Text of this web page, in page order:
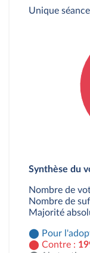
Unique
Synthèse du
Nombre de
Nombre de
Majorité
Pour
Contre :